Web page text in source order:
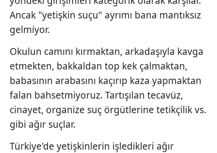
Ancak "yetişkin suçu" ayrımı bana mantıksız
gelmiyor.
Okulun camını kırmaktan, arkadaşıyla kavga
etmekten, bakkaldan top kek çalmaktan,
babasının arabasını kaçırıp kaza yapmaktan
falan bahsetmiyoruz. Tartışılan tecavüz,
cinayet, organize suç örgütlerine tetikçilik vs.
gibi ağır suçlar.
Türkiye'de yetişkinlerin işledikleri ağır